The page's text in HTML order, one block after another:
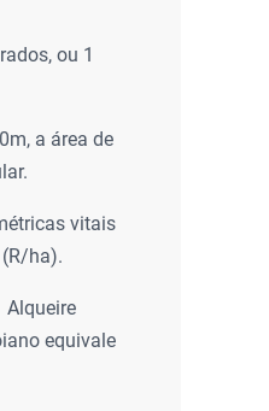
ou 1
a área de
vitais
ha).
Alqueire
equivale